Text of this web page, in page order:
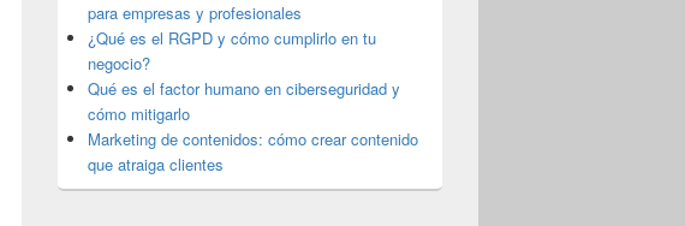
para empresas y profesionales
¿Qué es el RGPD y cómo cumplirlo en tu
negocio?
Qué es el factor humano en ciberseguridad y
cómo mitigarlo
Marketing de contenidos: cómo crear contenido
que atraiga clientes